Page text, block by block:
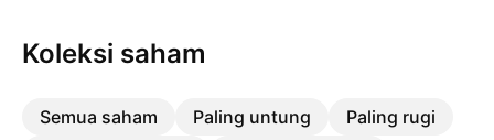
Koleksi saham
Semua saham Paling untung
Paling rugi